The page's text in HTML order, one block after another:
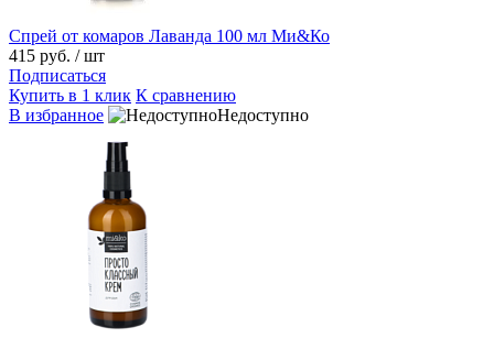
Спрей от комаров Лаванда 100 мл Ми&Ко
415 руб. / шт
Подписаться
Купить в 1 клик К сравнению
В избранное
Недоступно